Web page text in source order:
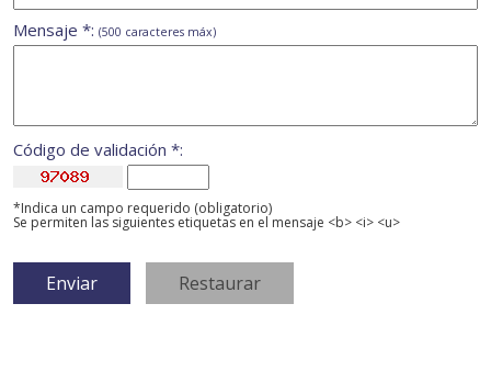
Mensaje *: (500 caracteres máx)
Código de validación *:
*Indica un campo requerido (obligatorio)
Se permiten las siguientes etiquetas en el mensaje <b> <i> <u>